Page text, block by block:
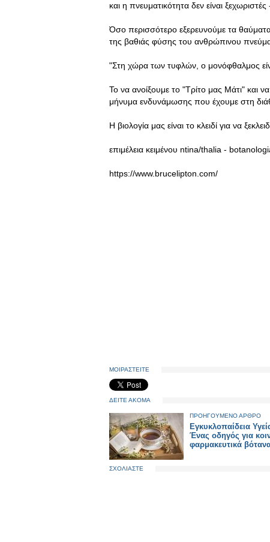
και η πνευματικότητα δεν είναι
Όσο περισσότερο εξερευνούμε τα
της βαθιάς φύσης του ανθρώπινου
"Στη χώρα των τυφλών, ο μονόφθαλμος
Το να ανοίξουμε το "Τρίτο μας Μάτι" και
μήνυμα ενδυνάμωσης που έχουμε στη
Η βιολογία μας είναι το κλειδί για να
επιμέλεια κειμένου ntina/thalia -
https://www.brucelipton.com/
ΜΟΙΡΑΣΤΕΙΤΕ
ΔΕΙΤΕ ΑΚΟΜΑ
ΠΡΟΗΓΟΥΜΕΝΟ ΑΡΘΡΟ
Εγκυκλοπαίδεια
Ένας οδηγός για
φαρμακευτικά
ΣΧΟΛΙΑΣΤΕ